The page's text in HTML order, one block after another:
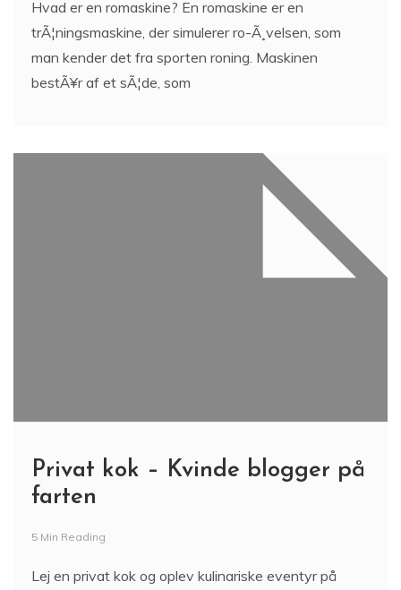
Hvad er en romaskine? En romaskine er en
trÃ¦ningsmaskine, der simulerer ro-Ã¸velsen, som
man kender det fra sporten roning. Maskinen
bestÃ¥r af et sÃ¦de, som
Privat kok – Kvinde blogger på
farten
5 Min Reading
Lej en privat kok og oplev kulinariske eventyr på